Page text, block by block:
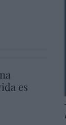
es